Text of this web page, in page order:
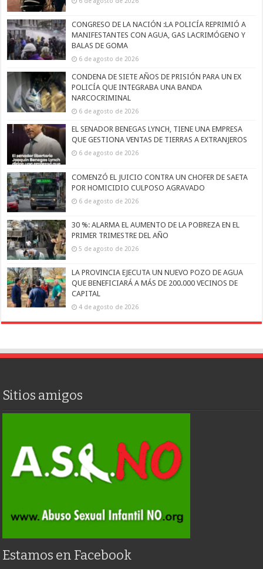
CONGRESO DE LA NACIÓN :LA POLICÍA REPRIMIÓ A
MANIFESTANTES CON AGUA, GAS LACRIMÓGENO Y
BALAS DE GOMA
6 de agosto de 2026
CONDENA DE SIETE AÑOS DE PRISIÓN PARA UN EX
POLICÍA QUE INTEGRABA UNA BANDA
NARCOCRIMINAL
6 de agosto de 2026
EL SENADOR BENEGAS LYNCH, TIENE UNA EMPRESA
QUE GESTIONA VENTAS DE TIERRAS A EXTRANJEROS
6 de agosto de 2026
COMENZÓ EL JUICIO CONTRA UN CHOFER DE SAETA
POR HOMICIDIO CULPOSO AGRAVADO
6 de agosto de 2026
30 %: ALARMA EL AUMENTO DE LA POBREZA EN EL
PRIMER TRIMESTRE DEL AÑO
5 de agosto de 2026
LA PROVINCIA EJECUTA UN NUEVO POZO DE AGUA
QUE BENEFICIARÁ A MÁS DE 200.000 VECINOS DE
CAPITAL
4 de agosto de 2026
Sitios amigos
Estamos en Facebook